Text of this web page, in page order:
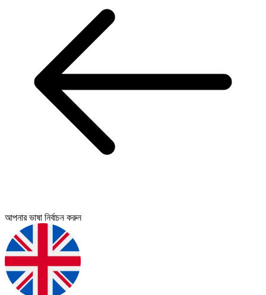
আপনার ভাষা নির্বাচন করুন